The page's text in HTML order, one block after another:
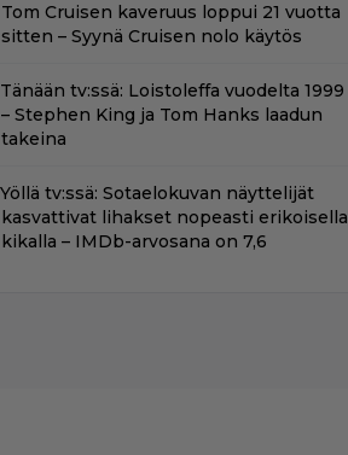
Tom Cruisen kaveruus loppui 21 vuotta
sitten – Syynä Cruisen nolo käytös
Tänään tv:ssä: Loistoleffa vuodelta 1999
– Stephen King ja Tom Hanks laadun
takeina
Yöllä tv:ssä: Sotaelokuvan näyttelijät
kasvattivat lihakset nopeasti erikoisella
kikalla – IMDb-arvosana on 7,6